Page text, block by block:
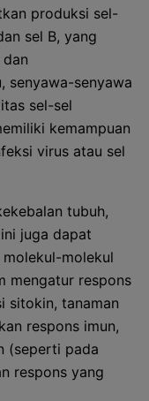
produksi sel-
sel B, yang
senyawa-senyawa
sel-sel
kemampuan
virus atau sel
tubuh,
juga dapat
molekul
mengatur respons
sitokin, tanaman
respons imun,
(seperti pada
respons yang